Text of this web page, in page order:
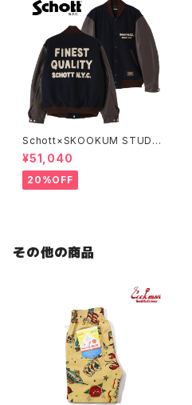
Schott×SKOOKUM STUDIU
M JACKET FINEST QUALIT
Y
¥51,040
20%OFF
その他の商品